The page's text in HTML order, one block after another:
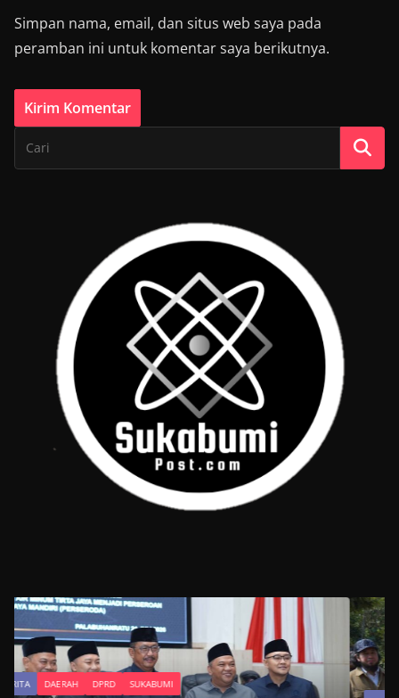
Simpan nama, email, dan situs web saya pada
peramban ini untuk komentar saya berikutnya.